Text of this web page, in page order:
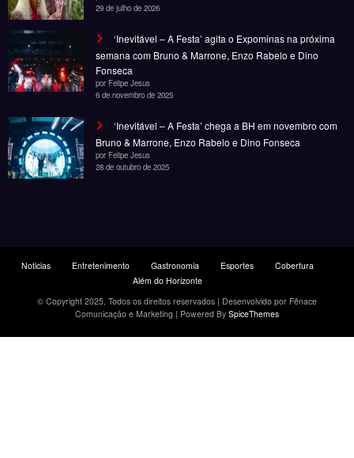
semana com Bruno & Marrone, Enzo Rabelo e Dino
Fonseca
por Felipe Jesus
6 de novembro de 2025
Bruno & Marrone, Enzo Rabelo e Dino Fonseca
por Felipe Jesus
28 de outubro de 2025
Noticias Entretenimento Gastronomia Esportes
Cobertura
Além do Horizonte
© Copyright 2025, Todos os direitos reservados | Desenvolvido por Fênace
Comunicação e Marketing | Powered BySpiceThemes